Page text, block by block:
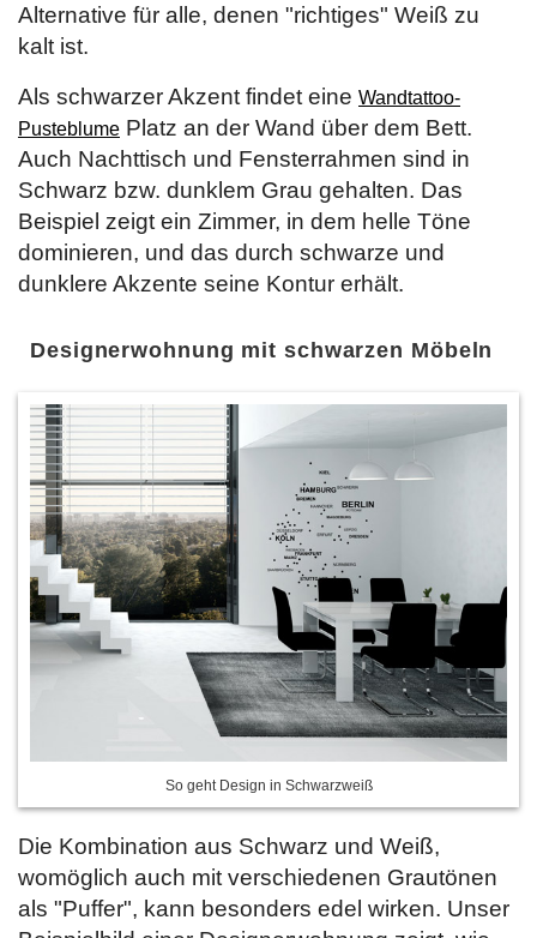
Alternative für alle, denen "richtiges" Weiß zu
kalt ist.
Als schwarzer Akzent findet eine Wandtattoo-
Pusteblume Platz an der Wand über dem Bett.
Auch Nachttisch und Fensterrahmen sind in
Schwarz bzw. dunklem Grau gehalten. Das
Beispiel zeigt ein Zimmer, in dem helle Töne
dominieren, und das durch schwarze und
dunklere Akzente seine Kontur erhält.
Designerwohnung mit schwarzen Möbeln
So geht Design in Schwarzweiß
Die Kombination aus Schwarz und Weiß,
womöglich auch mit verschiedenen Grautönen
als "Puffer", kann besonders edel wirken. Unser